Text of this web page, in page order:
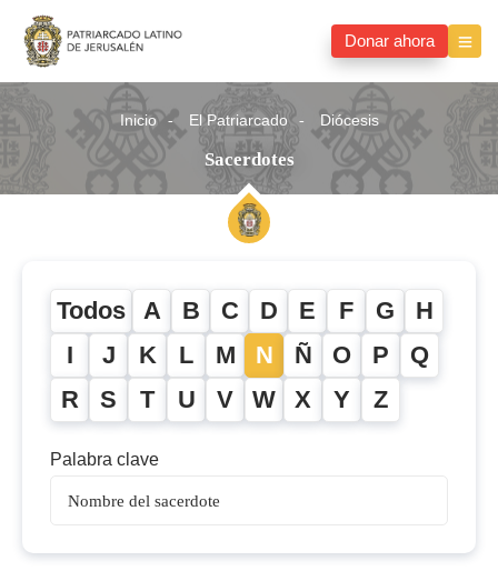
Donar ahora
Inicio El Patriarcado Diócesis
Sacerdotes
Todos A B C D E F G H
I J K L M N Ñ O P Q
R S T U V W X Y Z
Palabra clave